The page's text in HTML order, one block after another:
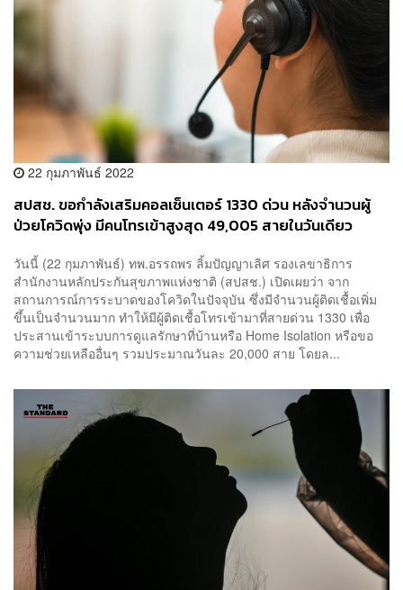
22 กุมภาพันธ์ 2022
สปสช. ขอกำลังเสริมคอลเซ็นเตอร์ 1330 ด่วน หลังจำนวนผู้
ป่วยโควิดพุ่ง มีคนโทรเข้าสูงสุด 49,005 สายในวันเดียว
วันนี้ (22 กุมภาพันธ์) ทพ.อรรถพร ลิ้มปัญญาเลิศ รองเลขาธิการ
สำนักงานหลักประกันสุขภาพแห่งชาติ (สปสช.) เปิดเผยว่า จาก
สถานการณ์การระบาดของโควิดในปัจจุบัน ซึ่งมีจำนวนผู้ติดเชื้อเพิ่ม
ขึ้นเป็นจำนวนมาก ทำให้มีผู้ติดเชื้อโทรเข้ามาที่สายด่วน 1330 เพื่อ
ประสานเข้าระบบการดูแลรักษาที่บ้านหรือ Home Isolation หรือขอ
ความช่วยเหลืออื่นๆ รวมประมาณวันละ 20,000 สาย โดยล...